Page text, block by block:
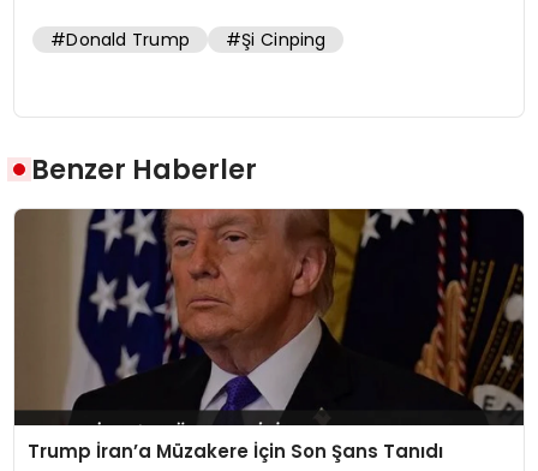
#Donald Trump #Şi Cinping
Benzer Haberler
Trump İran’a Müzakere İçin Son Şans Tanıdı